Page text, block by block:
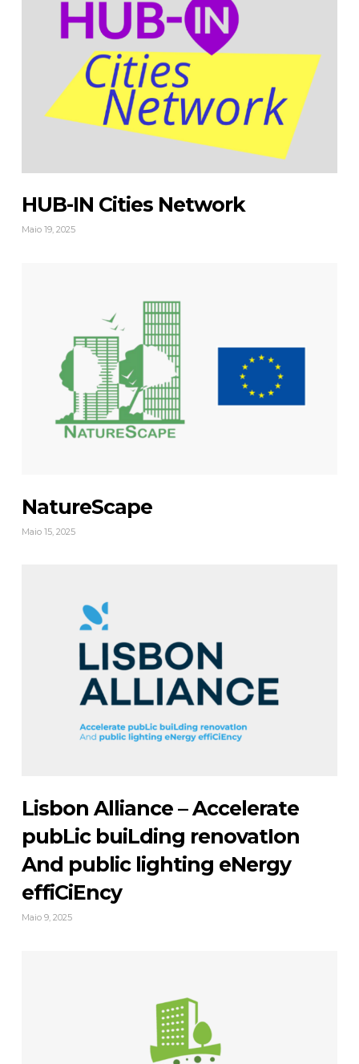
HUB-IN Cities Network
Maio 19, 2025
NatureScape
Maio 15, 2025
Lisbon Alliance – Accelerate
pubLic buiLding renovatIon
And public lighting eNergy
effiCiEncy
Maio 9, 2025